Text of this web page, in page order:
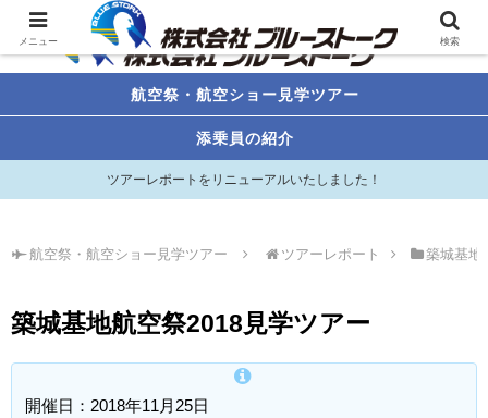
航空祭・航空ショー見学ツアー
添乗員の紹介
ツアーレポートをリニューアルいたしました！
航空祭・航空ショー見学ツアー ツアーレポート 築城基地
築城基地航空祭2018見学ツアー
開催日：2018年11月25日
メニュー 検索